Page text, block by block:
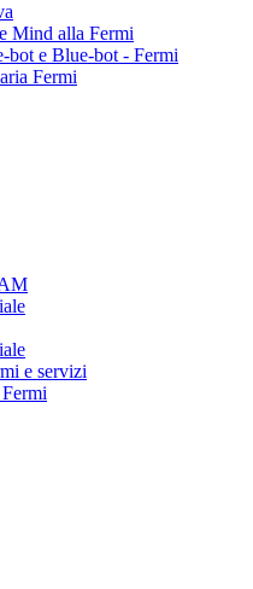
Mind alla Fermi
bot e Blue-bot - Fermi
Fermi
e servizi